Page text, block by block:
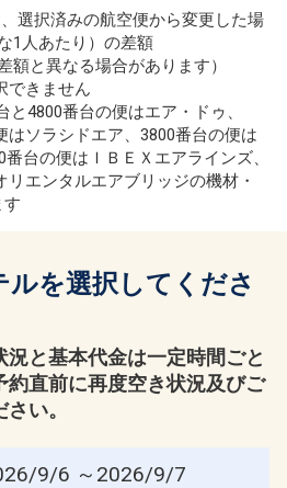
選択済みの航空便から変更した場
1人あたり）の差額
額と異なる場合があります）
できません
4800番台の便はエア・ドゥ、
はソラシドエア、3800番台の便は
台の便はＩＢＥＸエアラインズ、
リエンタルエアブリッジの機材・
す
ルを選択してくださ
と基本代金は一定時間ごと
約直前に再度空き状況及びご
い。
9/6 ～2026/9/7